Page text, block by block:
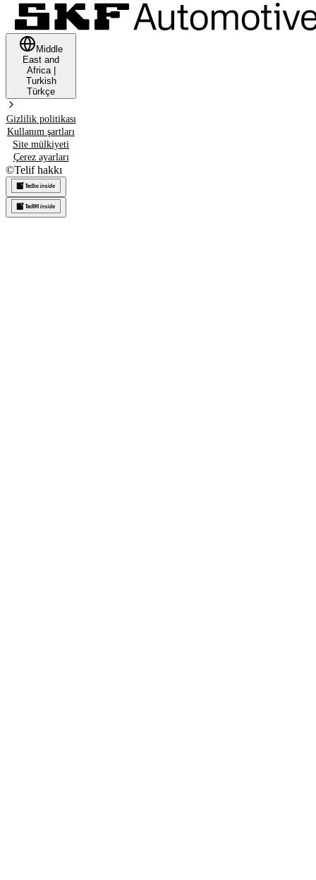
Middle
East and
Africa|
Turkish
Türkçe
Gizlilik politikası
Kullanım şartları
Site mülkiyeti
Çerez ayarları
©Telif hakkı